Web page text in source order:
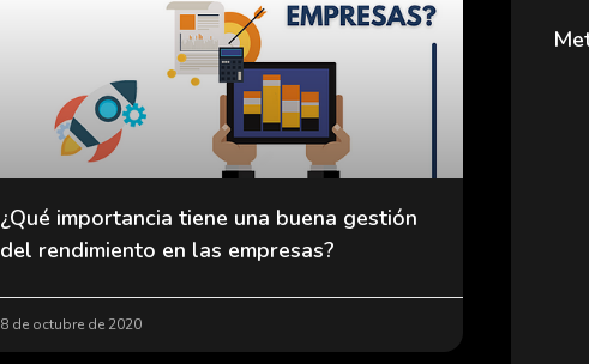
¿Qué importancia tiene una buena gestión
del rendimiento en las empresas?
8 de octubre de 2020